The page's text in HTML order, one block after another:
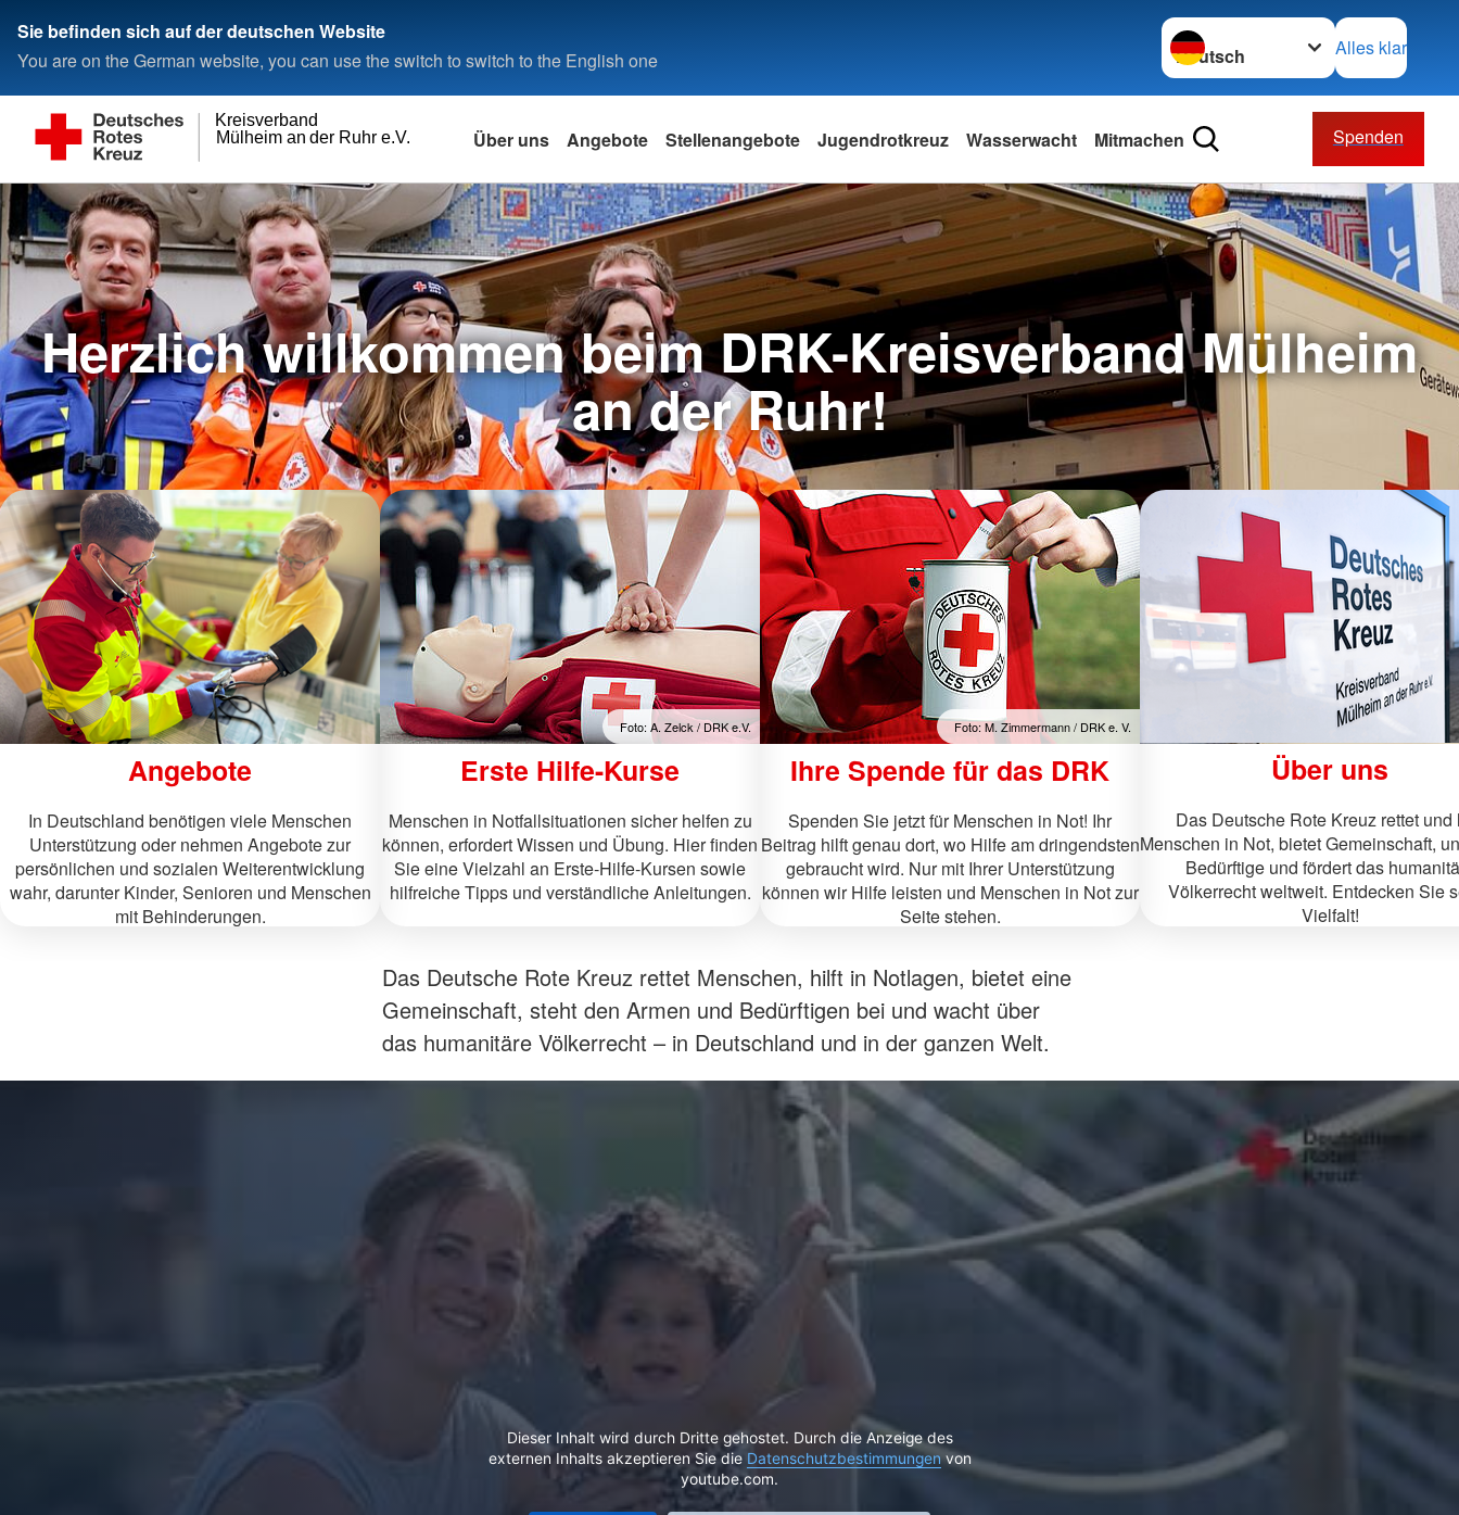
Sie befinden sich auf der deutschen Website
You are on the German website, you can use the switch to switch to the English one
Sprache wechseln zu
Alles klar
Mülheim an der Ruhr e.V.
Kreisverband
Über uns Angebote Stellenangebote Jugendrotkreuz Wasserwacht Mitmachen Spenden
Herzlich willkommen beim DRK-Kreisverband Mülheim
an der Ruhr!
Angebote
In Deutschland benötigen viele Menschen
Unterstützung oder nehmen Angebote zur
persönlichen und sozialen Weiterentwicklung
wahr, darunter Kinder, Senioren und Menschen
mit Behinderungen.
Foto: A. Zelck / DRK e.V.
Erste Hilfe-Kurse
Menschen in Notfallsituationen sicher helfen zu
können, erfordert Wissen und Übung. Hier finden
Sie eine Vielzahl an Erste‑Hilfe‑Kursen sowie
hilfreiche Tipps und verständliche Anleitungen.
Foto: M. Zimmermann / DRK e. V.
Ihre Spende für das DRK
Spenden Sie jetzt für Menschen in Not! Ihr
Beitrag hilft genau dort, wo Hilfe am dringendsten
gebraucht wird. Nur mit Ihrer Unterstützung
können wir Hilfe leisten und Menschen in Not zur
Seite stehen.
Über uns
Das Deutsche Rote Kreuz rettet und
Menschen in Not, bietet Gemeinschaft,
Bedürftige und fördert das
Völkerrecht weltweit. Entdecken Sie
Vielfalt!
Das Deutsche Rote Kreuz rettet Menschen, hilft in Notlagen, bietet eine
Gemeinschaft, steht den Armen und Bedürftigen bei und wacht über
das humanitäre Völkerrecht – in Deutschland und in der ganzen Welt.
Dieser Inhalt wird durch Dritte gehostet. Durch die Anzeige des
externen Inhalts akzeptieren Sie die Datenschutzbestimmungenvon
youtube.com.